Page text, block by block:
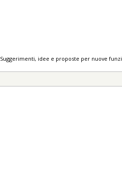
Suggerimenti, idee e proposte per nuove